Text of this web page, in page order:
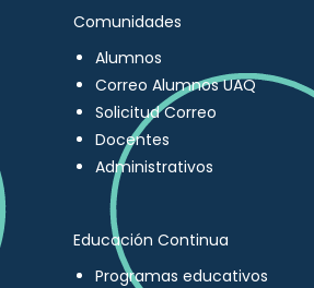
Comunidades
Alumnos
Correo Alumnos UAQ
Solicitud Correo
Docentes
Administrativos
Educación Continua
Programas educativos